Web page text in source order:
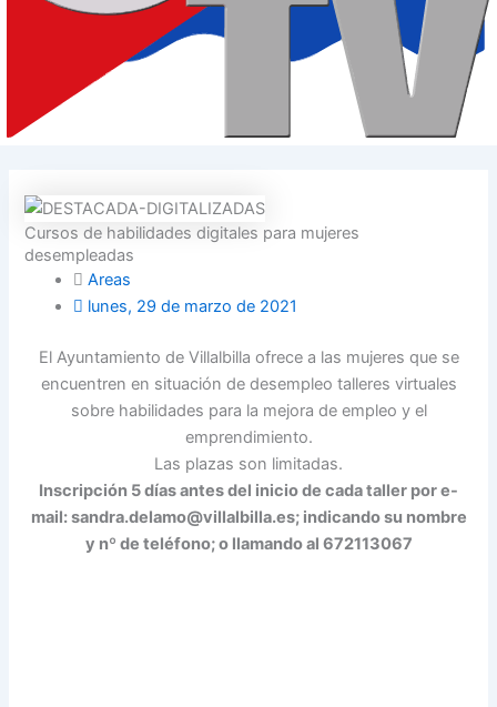
Cursos de habilidades digitales para mujeres
desempleadas
Areas
lunes, 29 de marzo de 2021
El Ayuntamiento de Villalbilla ofrece a las mujeres que se
encuentren en situación de desempleo talleres virtuales
sobre habilidades para la mejora de empleo y el
emprendimiento.
Las plazas son limitadas.
Inscripción 5 días antes del inicio de cada taller por e-
mail:sandra.delamo@villalbilla.es; indicando su nombre
y nº de teléfono; o llamando al 672113067